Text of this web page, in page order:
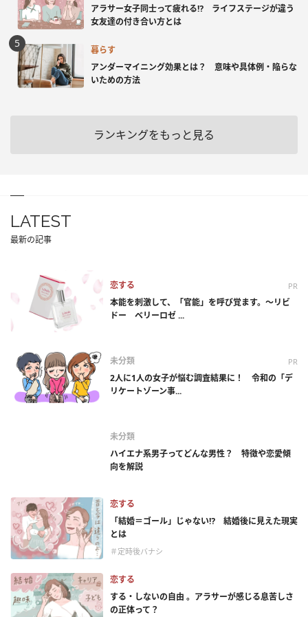
アラサー女子同士って疲れる⁉ ライフステージが違う
女友達の付き合い方とは
暮らす
アンダーマイニング効果とは？ 意味や具体例・陥らな
いための方法
ランキングをもっと見る
LATEST
最新の記事
恋する PR
本能を刺激して、「官能」を呼び覚ます。～リビ
ドー ベリーロゼ ...
未分類 PR
2人に1人の女子が悩む調査結果に！ 令和の「デ
リケートゾーン事...
未分類
ハイエナ系男子ってどんな男性？ 特徴や恋愛傾
向を解説
恋する
「結婚＝ゴール」じゃない⁉ 結婚後に見えた現実
とは
＃定時後バナシ
恋する
する・しないの自由 。アラサーが感じる息苦しさ
の正体って？